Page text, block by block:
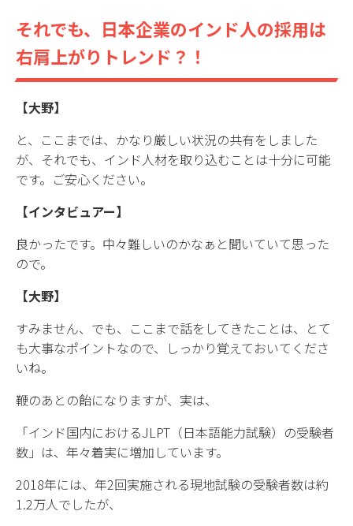
それでも、日本企業のインド人の採用は
右肩上がりトレンド？！
【大野】
と、ここまでは、かなり厳しい状況の共有をしました
が、それでも、インド人材を取り込むことは十分に可能
です。ご安心ください。
【インタビュアー】
良かったです。中々難しいのかなぁと聞いていて思った
ので。
【大野】
すみません、でも、ここまで話をしてきたことは、とて
も大事なポイントなので、しっかり覚えておいてくださ
いね。
鞭のあとの飴になりますが、実は、
「インド国内におけるJLPT（日本語能力試験）の受験者
数」は、年々着実に増加しています。
2018年には、年2回実施される現地試験の受験者数は約
1.2万人でしたが、